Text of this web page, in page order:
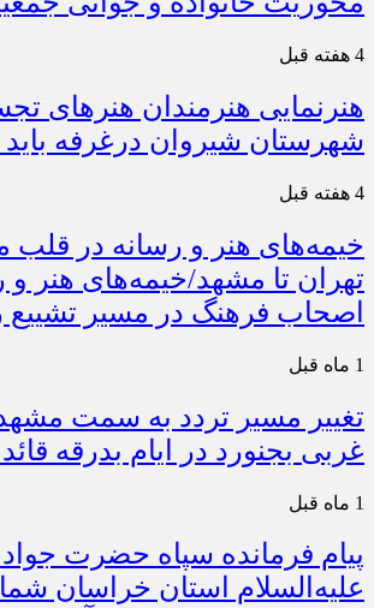
4 هفته قبل
هنرنمایی هنرمندان هنرهای
شهرستان شیروان درغرفه
4 هفته قبل
خیمه‌های هنر و رسانه در قلب
تهران تا مشهد/خیمه‌های هنر و
اصحاب فرهنگ در مسیر تشییع
1 ماه قبل
تغییر مسیر تردد به سمت
غربی بجنورد در ایام بدرقه
1 ماه قبل
پیام فرمانده سپاه حضرت
علیه‌السلام استان خراسان